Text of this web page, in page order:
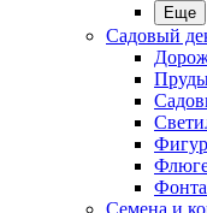
Еще
Садовый
Семена и